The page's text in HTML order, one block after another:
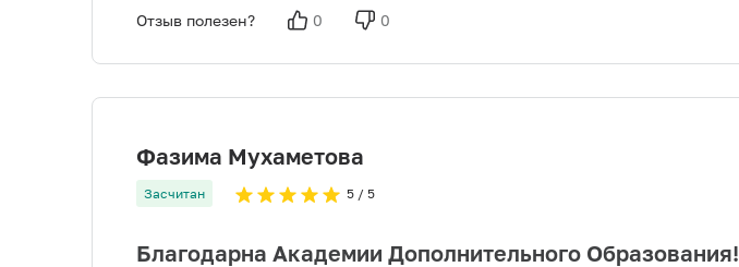
Отзыв полезен? 0 0
Фазима Мухаметова
Засчитан 5 / 5
Благодарна Академии Дополнительного Образования!